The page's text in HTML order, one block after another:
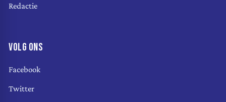
Redactie
VOLG ONS
Facebook
Twitter